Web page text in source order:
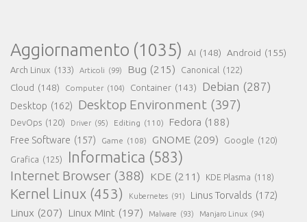
Aggiornamento (1035) AI (148) Android (155)
Arch Linux (133) Articoli (99) Bug (215) Canonical (122)
Cloud (148) Computer (104) Container (143) Debian (287)
Desktop (162) Desktop Environment (397)
DevOps (120) Driver (95) Editing (110) Fedora (188)
Free Software (157) Game (108) GNOME (209) Google (120)
Grafica (125) Informatica (583)
Internet Browser (388) KDE (211) KDE Plasma (118)
Kernel Linux (453) Kubernetes (91) Linus Torvalds (172)
Linux (207) Linux Mint (197) Malware (93) Manjaro Linux (94)